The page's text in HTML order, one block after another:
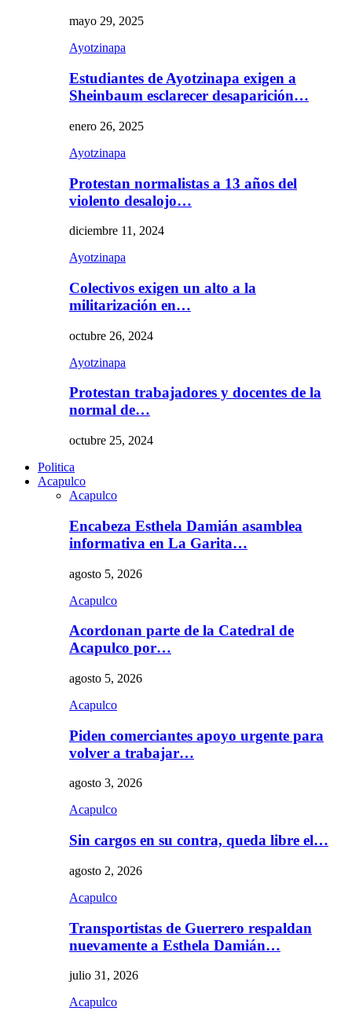
mayo 29, 2025
Ayotzinapa
Estudiantes de Ayotzinapa exigen a
Sheinbaum esclarecer desaparición…
enero 26, 2025
Ayotzinapa
Protestan normalistas a 13 años del
violento desalojo…
diciembre 11, 2024
Ayotzinapa
Colectivos exigen un alto a la
militarización en…
octubre 26, 2024
Ayotzinapa
Protestan trabajadores y docentes de la
normal de…
octubre 25, 2024
Politica
Acapulco
Acapulco
Encabeza Esthela Damián asamblea
informativa en La Garita…
agosto 5, 2026
Acapulco
Acordonan parte de la Catedral de
Acapulco por…
agosto 5, 2026
Acapulco
Piden comerciantes apoyo urgente para
volver a trabajar…
agosto 3, 2026
Acapulco
Sin cargos en su contra, queda libre el…
agosto 2, 2026
Acapulco
Transportistas de Guerrero respaldan
nuevamente a Esthela Damián…
julio 31, 2026
Acapulco